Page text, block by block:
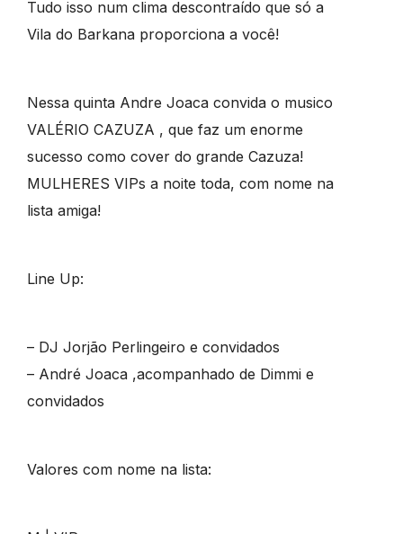
Tudo isso num clima descontraído que só a
Vila do Barkana proporciona a você!
Nessa quinta Andre Joaca convida o musico
VALÉRIO CAZUZA , que faz um enorme
sucesso como cover do grande Cazuza!
MULHERES VIPs a noite toda, com nome na
lista amiga!
Line Up:
– DJ Jorjão Perlingeiro e convidados
– André Joaca ,acompanhado de Dimmi e
convidados
Valores com nome na lista: